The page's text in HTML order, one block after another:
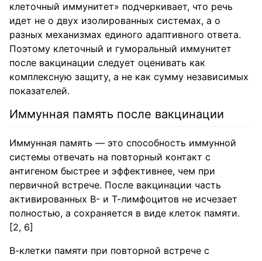
клеточный иммунитет» подчеркивает, что речь
идет не о двух изолированных системах, а о
разных механизмах единого адаптивного ответа.
Поэтому клеточный и гуморальный иммунитет
после вакцинации следует оценивать как
комплексную защиту, а не как сумму независимых
показателей.
Иммунная память после вакцинации
Иммунная память — это способность иммунной
системы отвечать на повторный контакт с
антигеном быстрее и эффективнее, чем при
первичной встрече. После вакцинации часть
активированных В- и Т-лимфоцитов не исчезает
полностью, а сохраняется в виде клеток памяти.
[2, 6]
В-клетки памяти при повторной встрече с